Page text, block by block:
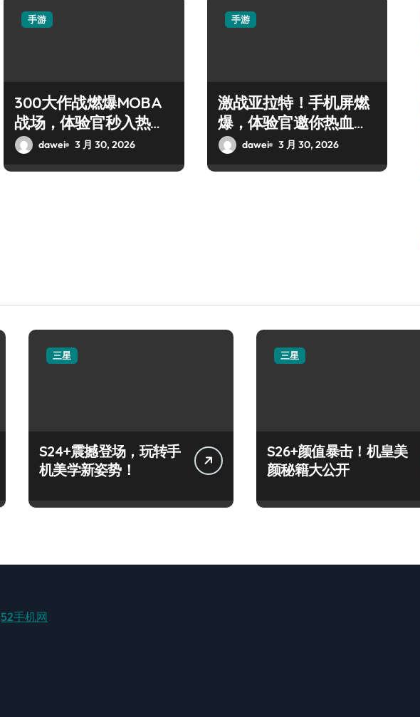
手游
300大作战燃爆MOBA
战场，体验官秒入热血
对决！
dawei 3 月 30, 2026
手游
激战亚拉特！手机屏燃
爆，体验官邀你热血开
枪！dawei 3 月 30, 2026
三星
S24+震撼登场，玩转手
机美学新姿势！
三星
S26+颜值暴击！机皇美
颜秘籍大公开
52手机网